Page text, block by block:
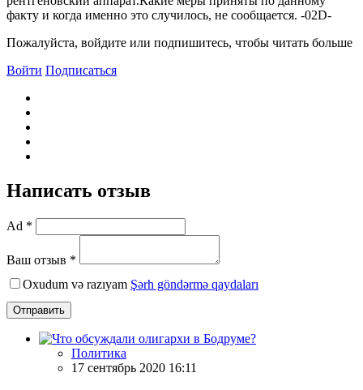
факту и когда именно это случилось, не сообщается. -02D-
Пожалуйста, войдите или подпишитесь, чтобы читать больше
Войти Подписаться
Написать отзыв
Ad *
Ваш отзыв *
Oxudum və razıyam Şərh göndərmə qaydaları
Отправить
Политика
17 сентябрь 2020 16:11